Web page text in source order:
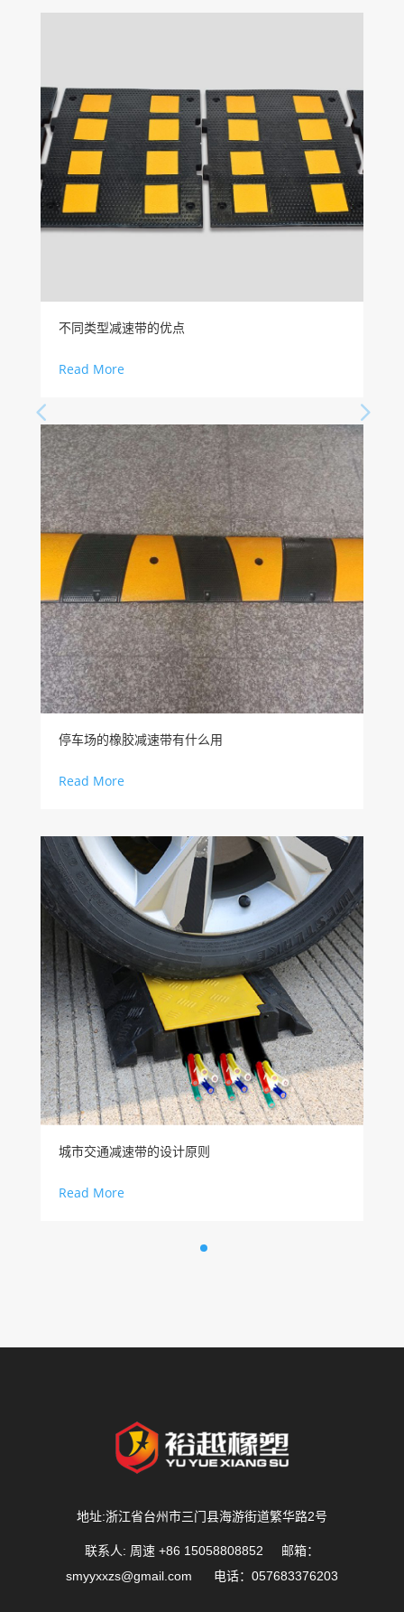
不同类型减速带的优点
Read More
停车场的橡胶减速带有什么用
Read More
城市交通减速带的设计原则
Read More
地址:浙江省台州市三门县海游街道繁华路2号
联系人: 周速 +86 15058808852 邮箱：
smyyxxzs@gmail.com 电话：057683376203